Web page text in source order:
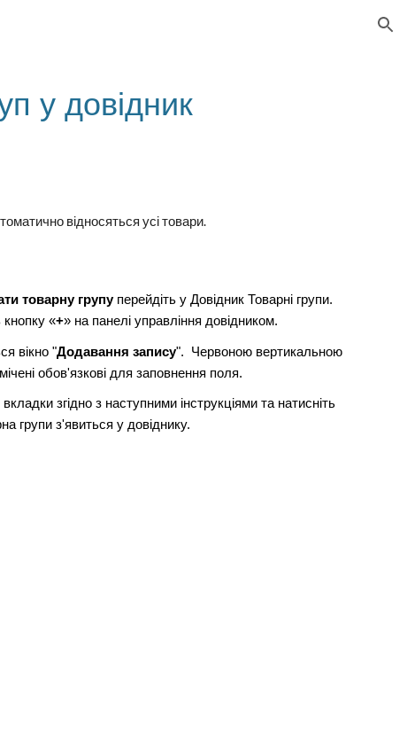
у довідник
відносяться усі товари.
товарну групу перейдіть у Довідник Товарні групи.
кнопку «+» на панелі управління довідником.
вікно "Додавання запису". Червоною вертикальною
обов'язкові для заповнення поля.
згідно з наступними інструкціями та натисніть
групи з'явиться у довіднику.